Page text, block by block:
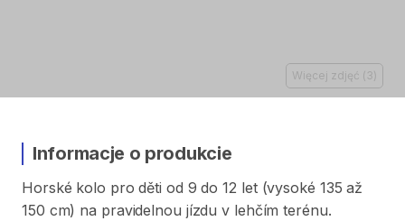
Więcej zdjęć ( 3 )
Informacje o produkcie
Horské kolo pro děti od 9 do 12 let (vysoké 135 až
150 cm) na pravidelnou jízdu v lehčím terénu.